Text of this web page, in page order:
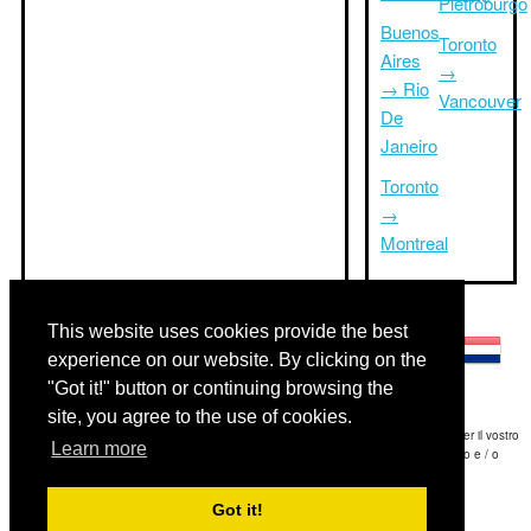
This website uses cookies provide the best
experience on our website. By clicking on the
"Got it!" button or continuing browsing the
site, you agree to the use of cookies.
Learn more
Got it!
Buenos
Aires
→ Rio
De
Janeiro
Toronto
→
Montreal
Toronto
→
Vancouver
Disclaimer: Le informazioni visualizzate su questo sito è la nostra migliore stima e per il vostro
riferimento soltanto.Triptimeto.com non è responsabile di eventuali ritardi viaggio e / o